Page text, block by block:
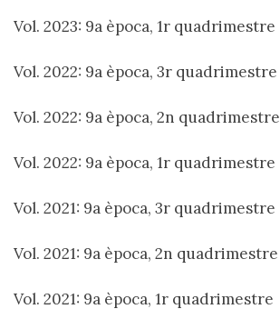
Vol. 2023: 9a època, 1r quadrimestre
Vol. 2022: 9a època, 3r quadrimestre
Vol. 2022: 9a època, 2n quadrimestre
Vol. 2022: 9a època, 1r quadrimestre
Vol. 2021: 9a època, 3r quadrimestre
Vol. 2021: 9a època, 2n quadrimestre
Vol. 2021: 9a època, 1r quadrimestre